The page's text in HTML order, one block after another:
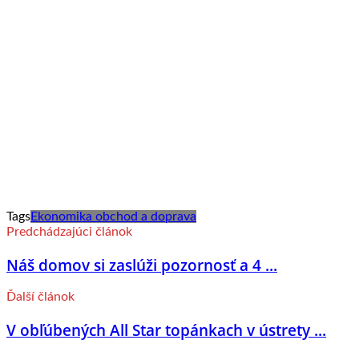
TagsEkonomika obchod a doprava
Predchádzajúci článok
Náš domov si zaslúži pozornosť a 4 ...
Ďalší článok
V obľúbených All Star topánkach v ústrety ...